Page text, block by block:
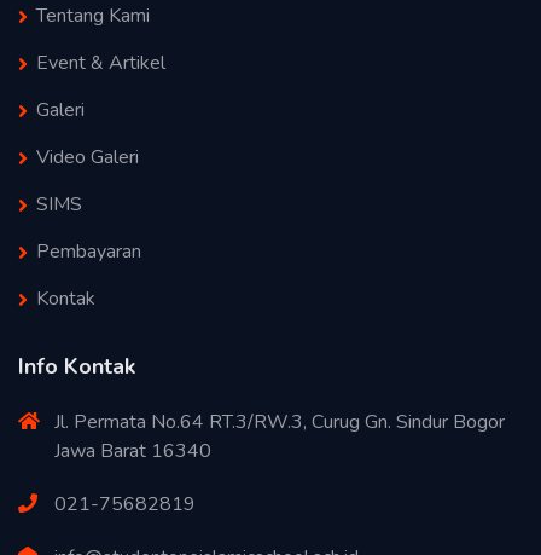
Tentang Kami
Event & Artikel
Galeri
Video Galeri
SIMS
Pembayaran
Kontak
Info Kontak
Jl. Permata No.64 RT.3/RW.3, Curug Gn. Sindur Bogor
Jawa Barat 16340
021-75682819